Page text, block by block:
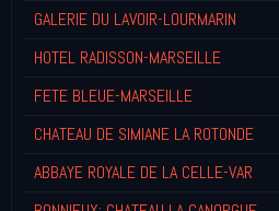
GALERIE DU LAVOIR-LOURMARIN
HOTEL RADISSON-MARSEILLE
FETE BLEUE-MARSEILLE
CHATEAU DE SIMIANE LA ROTONDE
ABBAYE ROYALE DE LA CELLE-VAR